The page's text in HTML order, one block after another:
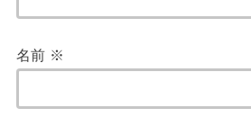
名前 ※